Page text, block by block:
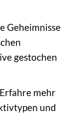
Geheimnisse
gestochen
Erfahre mehr
und